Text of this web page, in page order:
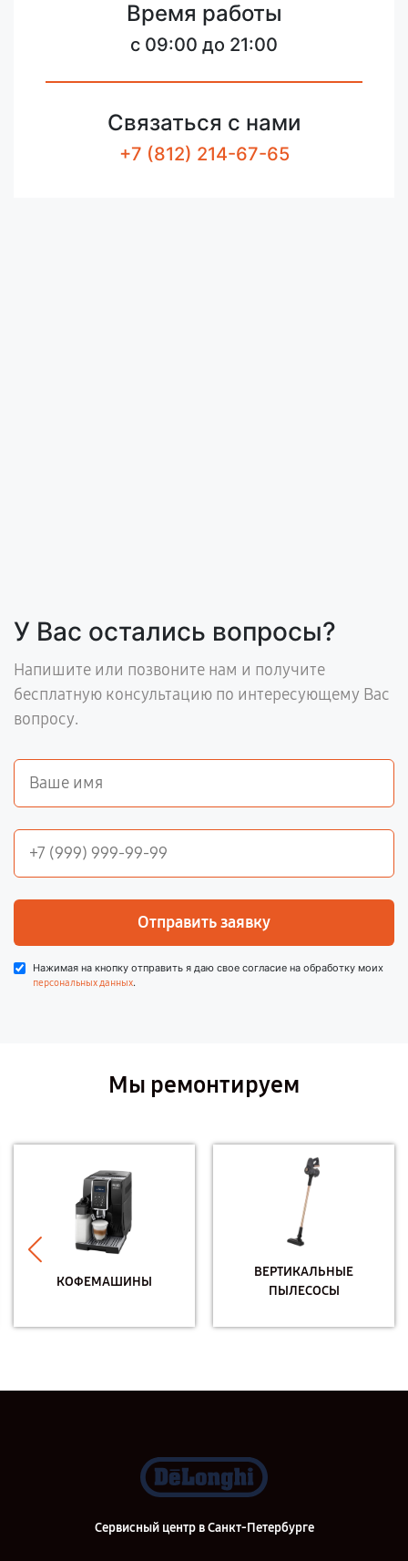
Время работы
c 09:00 до 21:00
Связаться с нами
+7 (812) 214-67-65
У Вас остались вопросы?
Напишите или позвоните нам и получите
бесплатную консультацию по интересующему Вас
вопросу.
Отправить заявку
Нажимая на кнопку отправить я даю свое согласие на обработку моих
персональных данных.
Мы ремонтируем
КОФЕМАШИНЫ
ВЕРТИКАЛЬНЫЕ
ПЫЛЕСОСЫ
Сервисный центр в Санкт-Петербурге